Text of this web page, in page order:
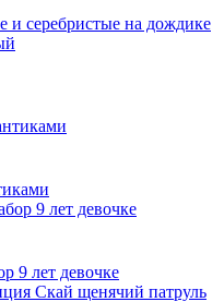
и серебристые на дождике
9 лет девочке